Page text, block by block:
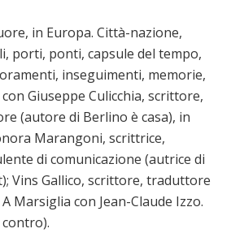
in Europa. Città-nazione,
porti, ponti, capsule del tempo,
inseguimenti, memorie,
Giuseppe Culicchia, scrittore,
(autore di Berlino è casa), in
Marangoni, scrittrice,
di comunicazione (autrice di
Vins Gallico, scrittore, traduttore
Marsiglia con Jean-Claude Izzo.